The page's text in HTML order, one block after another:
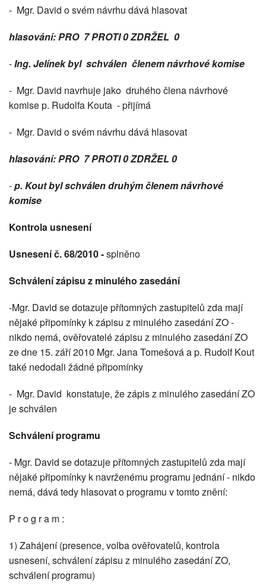
- Mgr. David o svém návrhu dává hlasovat
hlasování: PRO 7 PROTI 0 ZDRŽEL 0
-Ing. Jelínek byl schválen členem návrhové komise
- Mgr. David navrhuje jako druhého člena návrhové
komise p. Rudolfa Kouta - přijímá
- Mgr. David o svém návrhu dává hlasovat
hlasování: PRO 7 PROTI 0 ZDRŽEL 0
-p. Kout byl schválen druhým členem návrhové
komise
Kontrola usnesení
Usnesení č. 68/2010 -splněno
Schválení zápisu z minulého zasedání
-Mgr. David se dotazuje přítomných zastupitelů zda mají
nějaké připomínky k zápisu z minulého zasedání ZO -
nikdo nemá, ověřovatelé zápisu z minulého zasedání ZO
ze dne 15. září 2010 Mgr. Jana Tomešová a p. Rudolf Kout
také nedodali žádné připomínky
- Mgr. David konstatuje, že zápis z minulého zasedání ZO
je schválen
Schválení programu
- Mgr. David se dotazuje přítomných zastupitelů zda mají
nějaké připomínky k navrženému programu jednání - nikdo
nemá, dává tedy hlasovat o programu v tomto znění:
P r o g r a m :
1) Zahájení (presence, volba ověřovatelů, kontrola
usnesení, schválení zápisu z minulého zasedání ZO,
schválení programu)